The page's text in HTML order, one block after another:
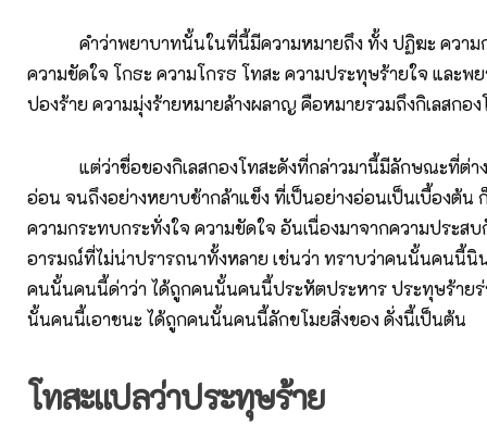
คำว่าพยาบาทนั้นในที่นี้มีความหมายถึง ทั้ง ปฏิฆะ ความก
ความขัดใจ โกธะ ความโกรธ โทสะ ความประทุษร้ายใจ และพ
ปองร้าย ความมุ่งร้ายหมายล้างผลาญ คือหมายรวมถึงกิเลสกอ
แต่ว่าชื่อของกิเลสกองโทสะดังที่กล่าวมานี้มีลักษณะที่ต่าง
อ่อน จนถึงอย่างหยาบช้ากล้าแข็ง ที่เป็นอย่างอ่อนเป็นเบื้องต้น
ความกระทบกระทั่งใจ ความขัดใจ อันเนื่องมาจากความประ
อารมณ์ที่ไม่น่าปรารถนาทั้งหลาย เช่นว่า ทราบว่าคนนั้นคนนี้นิ
คนนั้นคนนี้ด่าว่า ได้ถูกคนนั้นคนนี้ประหัตประหาร ประทุษร้ายร่
นั้นคนนี้เอาชนะ ได้ถูกคนนั้นคนนี้ลักขโมยสิ่งของ ดั่งนี้เป็นต้น
โทสะแปลว่าประทุษร้าย